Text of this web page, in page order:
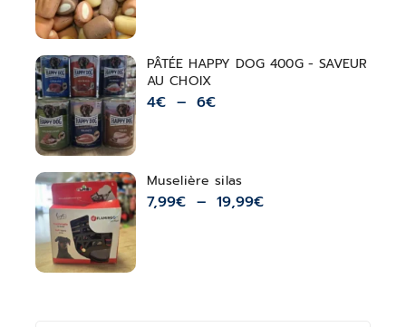
PÂTÉE HAPPY DOG 400G - SAVEUR
AU CHOIX
4€ – 6€
Muselière silas
7,99€ – 19,99€